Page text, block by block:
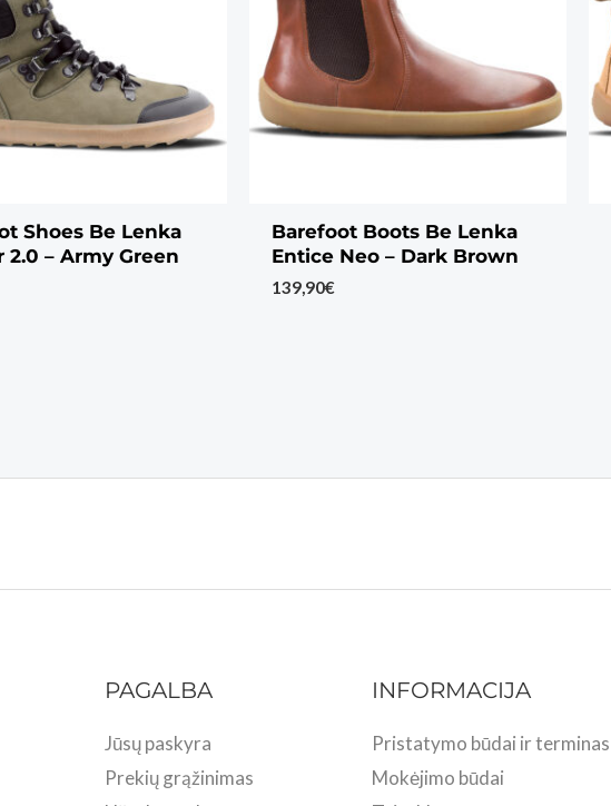
Shoes Be Lenka
2.0 – Army Green
Barefoot Boots Be Lenka
Entice Neo – Dark Brown
139,90€
PAGALBA
Jūsų paskyra
Prekių grąžinimas
INFORMACIJA
Pristatymo būdai ir terminas
Mokėjimo būdai